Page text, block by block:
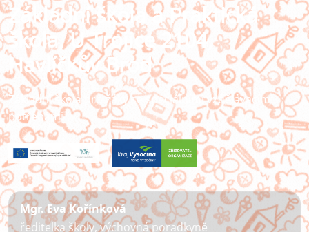
Základní škola a Praktická
škola, U Trojice 2104,
Havlíčkův Brod
Základní škola pro žáky se speciálními vzdělávacími
potřebami
Mgr. Eva Kořínková
ředitelka školy, výchovná poradkyně